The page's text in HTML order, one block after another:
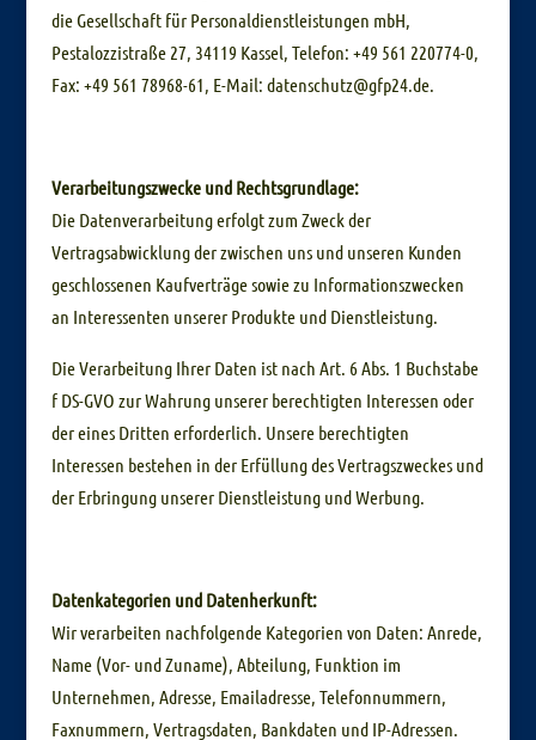
die Gesellschaft für Personaldienstleistungen mbH,
Pestalozzistraße 27, 34119 Kassel, Telefon: +49 561 220774-0,
Fax: +49 561 78968-61, E-Mail: datenschutz@gfp24.de.
Verarbeitungszwecke und Rechtsgrundlage:
Die Datenverarbeitung erfolgt zum Zweck der
Vertragsabwicklung der zwischen uns und unseren Kunden
geschlossenen Kaufverträge sowie zu Informationszwecken
an Interessenten unserer Produkte und Dienstleistung.
Die Verarbeitung Ihrer Daten ist nach Art. 6 Abs. 1 Buchstabe
f DS-GVO zur Wahrung unserer berechtigten Interessen oder
der eines Dritten erforderlich. Unsere berechtigten
Interessen bestehen in der Erfüllung des Vertragszweckes und
der Erbringung unserer Dienstleistung und Werbung.
Datenkategorien und Datenherkunft:
Wir verarbeiten nachfolgende Kategorien von Daten: Anrede,
Name (Vor- und Zuname), Abteilung, Funktion im
Unternehmen, Adresse, Emailadresse, Telefonnummern,
Faxnummern, Vertragsdaten, Bankdaten und IP-Adressen.